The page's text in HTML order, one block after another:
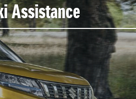
Assistance